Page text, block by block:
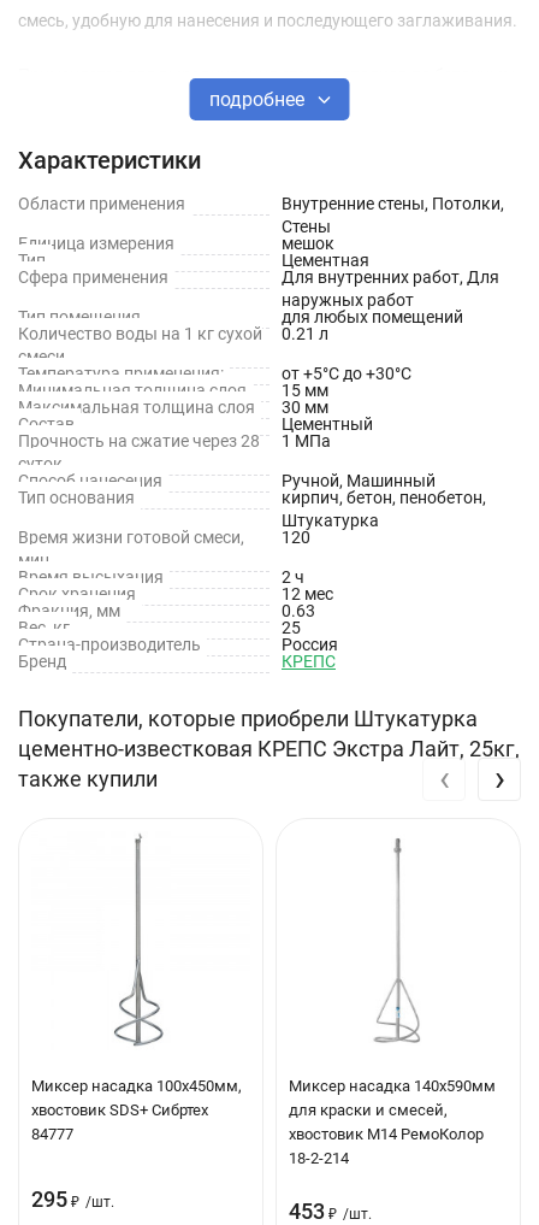
смесь, удобную для нанесения и последующего заглаживания.
Применяется для выравнивания стен и потолков по бетонным,
кирпичным, газо- и пенобетонным основаниям, по цементным
наружных работ. Для ручного и механизированного
нанесения.
Свойства
Пластичная и удобная в работе / Легко заглаживается
Применяется с противоморозной добавкой
Обладает санирующими свойствами
Для внутренних и наружных работ
Для механизированного и ручного нанесения
Наименование показателя
0.63 мм
- 30 кг (мешок)
4.75 - 5.75 л
Подвижность Пк3
Время пригодности раствора к
2 часа
подробнее
Характеристики
Области применения
Внутренние стены, Потолки,
Стены
Единица измерения
мешок
Тип
Цементная
Сфера применения
Для внутренних работ, Для
наружных работ
Тип помещения
для любых помещений
Количество воды на 1 кг сухой
смеси
0.21 л
Температура применения:
от +5°С до +30°С
Минимальная толщина слоя
15 мм
Максимальная толщина слоя
30 мм
Состав
Цементный
Прочность на сжатие через 28
суток
1 МПа
Способ нанесения
Ручной, Машинный
Тип основания
кирпич, бетон, пенобетон,
Штукатурка
Время жизни готовой смеси,
мин
120
Время высыхания
2 ч
Срок хранения
12 мес
Фракция, мм
0.63
Вес, кг
25
Страна-производитель
Россия
Бренд
КРЕПС
Покупатели, которые приобрели Штукатурка
цементно-известковая КРЕПС Экстра Лайт, 25кг,
также купили
Миксер насадка 100х450мм,
хвостовик SDS+ Сибртех
84777
295 ₽ /шт.
Миксер насадка 140х590мм
для краски и смесей,
хвостовик М14 РемоКолор
18-2-214
453 ₽ /шт.
‹ ›